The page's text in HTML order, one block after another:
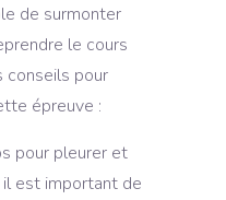
de surmonter
le cours
conseils pour
épreuve :
pour pleurer et
est important de